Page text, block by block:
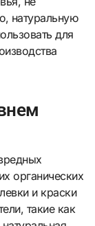
натуральную
для
органических
и краски
такие как